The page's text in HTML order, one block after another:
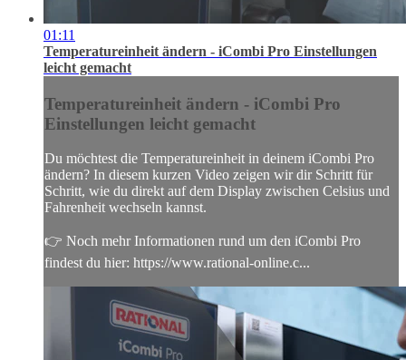
01:11
Temperatureinheit ändern - iCombi Pro Einstellungen
leicht gemacht
Temperatureinheit ändern - iCombi Pro
Einstellungen leicht gemacht
Du möchtest die Temperatureinheit in deinem iCombi Pro
ändern? In diesem kurzen Video zeigen wir dir Schritt für
Schritt, wie du direkt auf dem Display zwischen Celsius und
Fahrenheit wechseln kannst.
👉 Noch mehr Informationen rund um den iCombi Pro
findest du hier: https://www.rational-online.c...